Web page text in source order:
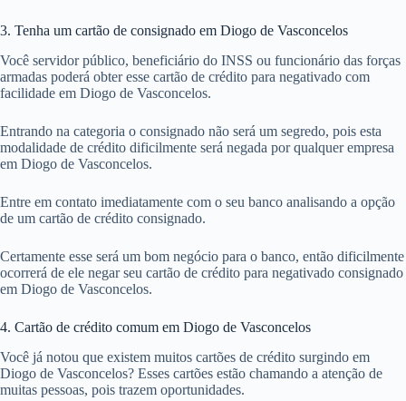
3. Tenha um cartão de consignado em Diogo de Vasconcelos
Você servidor público, beneficiário do INSS ou funcionário das forças
armadas poderá obter esse cartão de crédito para negativado com
facilidade em Diogo de Vasconcelos.
Entrando na categoria o consignado não será um segredo, pois esta
modalidade de crédito dificilmente será negada por qualquer empresa
em Diogo de Vasconcelos.
Entre em contato imediatamente com o seu banco analisando a opção
de um cartão de crédito consignado.
Certamente esse será um bom negócio para o banco, então dificilmente
ocorrerá de ele negar seu cartão de crédito para negativado consignado
em Diogo de Vasconcelos.
4. Cartão de crédito comum em Diogo de Vasconcelos
Você já notou que existem muitos cartões de crédito surgindo em
Diogo de Vasconcelos? Esses cartões estão chamando a atenção de
muitas pessoas, pois trazem oportunidades.